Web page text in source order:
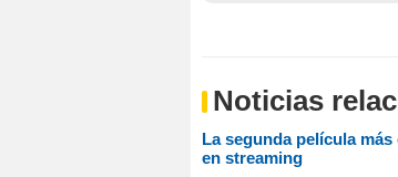
Noticias
La segunda película
en streaming